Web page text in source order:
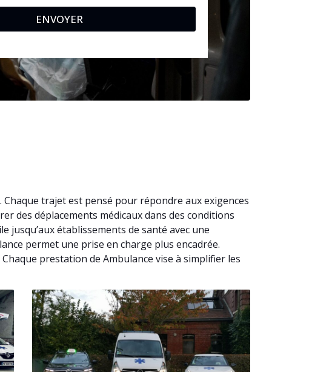
ENVOYER
Chaque trajet est pensé pour répondre aux exigences
des déplacements médicaux dans des conditions
jusqu’aux établissements de santé avec une
permet une prise en charge plus encadrée.
prestation de Ambulance vise à simplifier les